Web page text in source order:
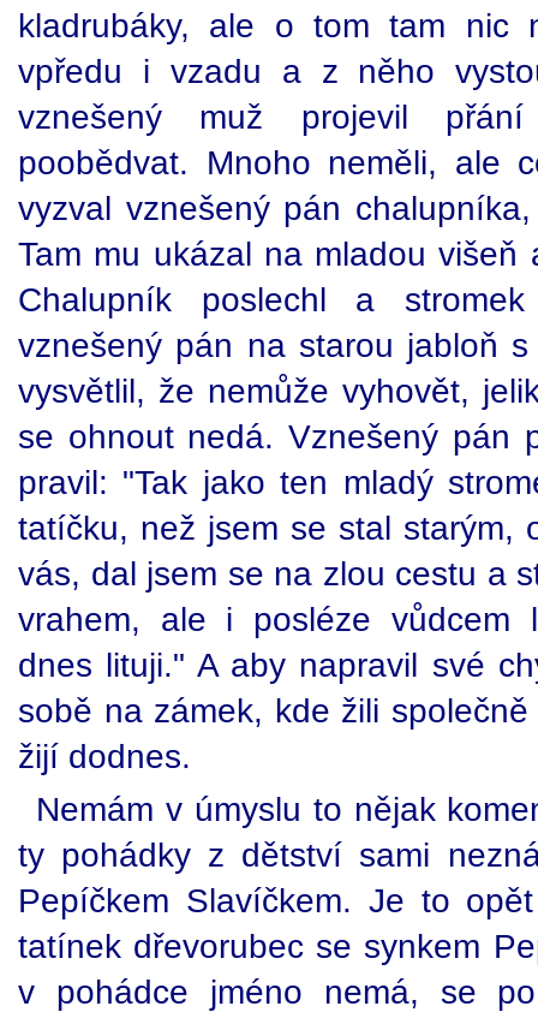
kladrubáky, ale o tom tam nic
vpředu i vzadu a z něho
vznešený muž projevil
poobědvat. Mnoho neměli, ale
vyzval vznešený pán
Tam mu ukázal na mladou
Chalupník poslechl a
vznešený pán na starou jabloň
vysvětlil, že nemůže vyhovět,
se ohnout nedá. Vznešený pán
pravil: "Tak jako ten mladý
tatíčku, než jsem se stal starým,
vás, dal jsem se na zlou cestu a
vrahem, ale i posléze vůdcem
dnes lituji." A aby napravil své
sobě na zámek, kde žili
žijí dodnes.
Nemám v úmyslu to nějak
ty pohádky z dětství sami
Pepíčkem Slavíčkem. Je to
tatínek dřevorubec se synkem
v pohádce jméno nemá, se